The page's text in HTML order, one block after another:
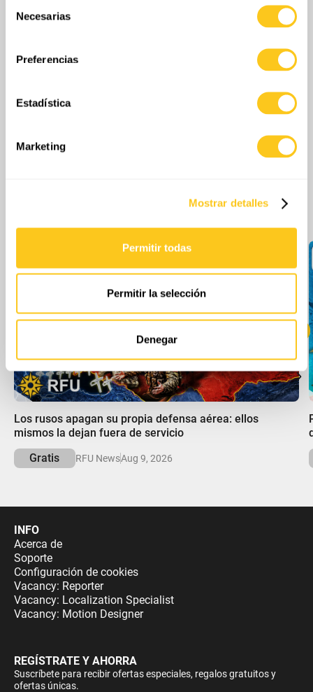
Recopilar información sobre su ubicación
geográfica que puede tener una precisión de varios
Identificar su dispositivo analizándolo activamente
Obtenga más información sobre cómo se procesan sus
consentimiento en cualquier momento en la Declaración
Las cookies de este sitio web se usan para personalizar
el contenido y los anuncios, ofrecer funciones de redes
información sobre el uso que haga del sitio web con
nuestros partners de redes sociales, publicidad y análisis
web, quienes pueden combinarla con otra información
que les haya proporcionado o que hayan recopilado a
Necesarias
Preferencias
Estadística
Marketing
Mostrar detalles
Permitir todas
Permitir la selección
Denegar
Los rusos apagan su propia defensa aérea: ellos
mismos la dejan fuera de servicio
Gratis
RFU NewsAug 9, 2026
INFO
Acerca de
Soporte
Configuración de cookies
Vacancy: Reporter
Vacancy: Localization Specialist
Vacancy: Motion Designer
REGÍSTRATE Y AHORRA
Suscríbete para recibir ofertas especiales, regalos gratuitos y
ofertas únicas.